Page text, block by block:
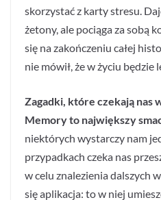
skorzystać z karty stresu.
żetony, ale pociąga za sobą
się na zakończeniu całej
nie mówił, że w życiu będzie
Zagadki, które czekają nas
Memory to największy
niektórych wystarczy nam
przypadkach czeka nas
w celu znalezienia dalszych
się aplikacja: to w niej